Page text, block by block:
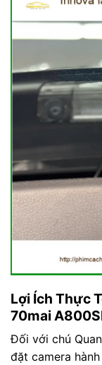
Lợi Ích Thực
70mai
Đối với chú
đặt camera